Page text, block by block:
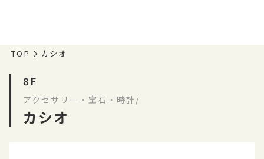
TOP カシオ
8F
アクセサリー・宝石・時計/
カシオ